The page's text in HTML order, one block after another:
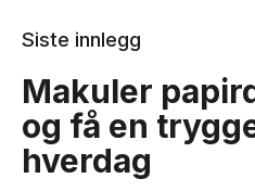
Siste innlegg
Makuler
og få en
hverdag